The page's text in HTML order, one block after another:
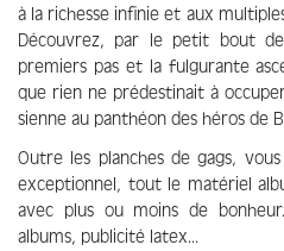
à la richesse infinie et aux
Découvrez, par le petit bout
premiers pas et la fulgurante
que rien ne prédestinait à
sienne au panthéon des héros de
Outre les planches de gags,
exceptionnel, tout le matériel
avec plus ou moins de
albums, publicité latex…